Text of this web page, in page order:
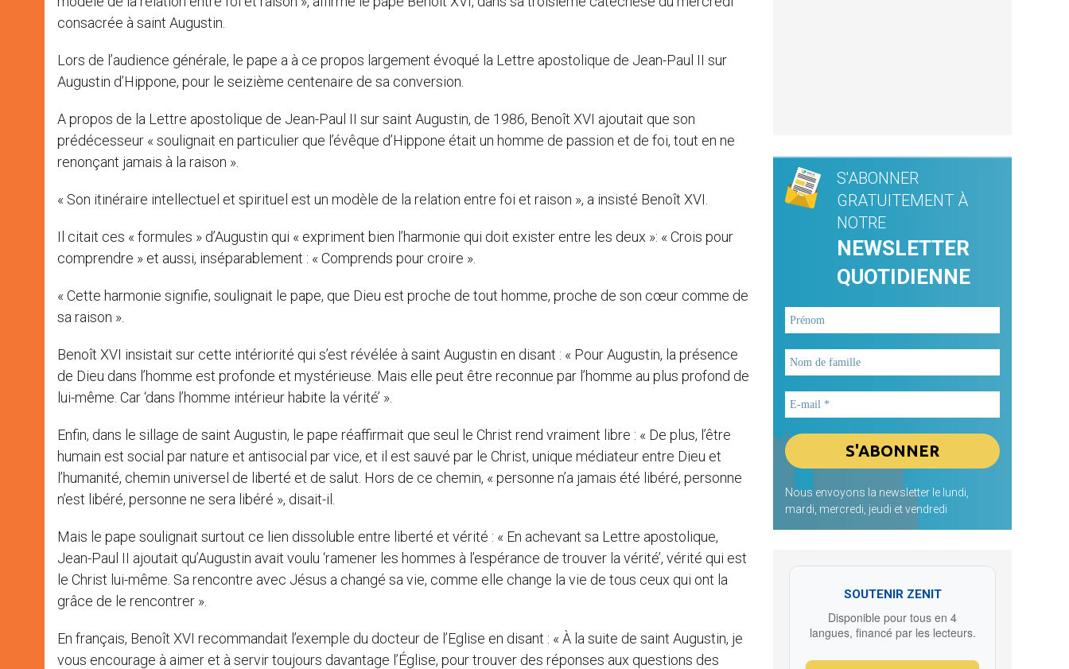
consacrée à saint Augustin.
Lors de l’audience générale, le pape a à ce propos largement évoqué la Lettre apostolique de Jean-Paul II sur
Augustin d’Hippone, pour le seizième centenaire de sa conversion.
A propos de la Lettre apostolique de Jean-Paul II sur saint Augustin, de 1986, Benoît XVI ajoutait que son
prédécesseur « soulignait en particulier que l’évêque d’Hippone était un homme de passion et de foi, tout en ne
renonçant jamais à la raison ».
« Son itinéraire intellectuel et spirituel est un modèle de la relation entre foi et raison », a insisté Benoît XVI.
Il citait ces « formules » d’Augustin qui « expriment bien l’harmonie qui doit exister entre les deux »: « Crois pour
comprendre » et aussi, inséparablement : « Comprends pour croire ».
« Cette harmonie signifie, soulignait le pape, que Dieu est proche de tout homme, proche de son cœur comme de
sa raison ».
Benoît XVI insistait sur cette intériorité qui s’est révélée à saint Augustin en disant : « Pour Augustin, la présence
de Dieu dans l’homme est profonde et mystérieuse. Mais elle peut être reconnue par l’homme au plus profond de
lui-même. Car ‘dans l’homme intérieur habite la vérité’ ».
Enfin, dans le sillage de saint Augustin, le pape réaffirmait que seul le Christ rend vraiment libre : « De plus, l’être
humain est social par nature et antisocial par vice, et il est sauvé par le Christ, unique médiateur entre Dieu et
l’humanité, chemin universel de liberté et de salut. Hors de ce chemin, « personne n’a jamais été libéré, personne
n’est libéré, personne ne sera libéré », disait-il.
Mais le pape soulignait surtout ce lien dissoluble entre liberté et vérité : « En achevant sa Lettre apostolique,
Jean-Paul II ajoutait qu’Augustin avait voulu ‘ramener les hommes à l’espérance de trouver la vérité’, vérité qui est
le Christ lui-même. Sa rencontre avec Jésus a changé sa vie, comme elle change la vie de tous ceux qui ont la
grâce de le rencontrer ».
En français, Benoît XVI recommandait l’exemple du docteur de l’Eglise en disant : « À la suite de saint Augustin, je
vous encourage à aimer et à servir toujours davantage l’Église, pour trouver des réponses aux questions des
S'ABONNER
GRATUITEMENT À
NOTRE
NEWSLETTER
QUOTIDIENNE
Nous envoyons la newsletter le lundi,
mardi, mercredi, jeudi et vendredi
SOUTENIR ZENIT
Disponible pour tous en 4
langues, financé par les lecteurs.